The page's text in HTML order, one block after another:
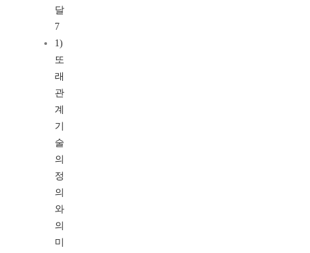
달
7
1)
또
래
관
계
기
술
의
정
의
와
의
미